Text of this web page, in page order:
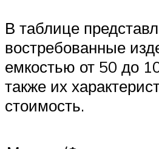
В таблице
востребованные
емкостью от 50 до
также их
стоимость.